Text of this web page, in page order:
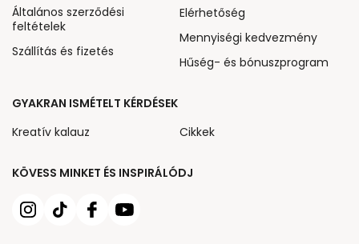
KÖVESS MINKET ÉS INSPIRÁLÓDJ
Általános szerződési
feltételek
Szállítás és fizetés
Elérhetőség
Mennyiségi kedvezmény
Hűség- és bónuszprogram
GYAKRAN ISMÉTELT KÉRDÉSEK
Kreatív kalauz
Cikkek